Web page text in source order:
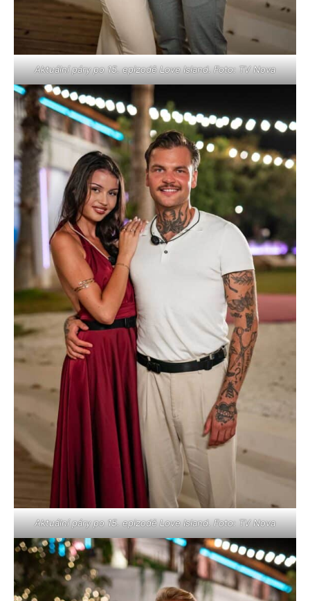
Aktuální páry po 15. epizodě Love Island. Foto: TV Nova
Aktuální páry po 15. epizodě Love Island. Foto: TV Nova